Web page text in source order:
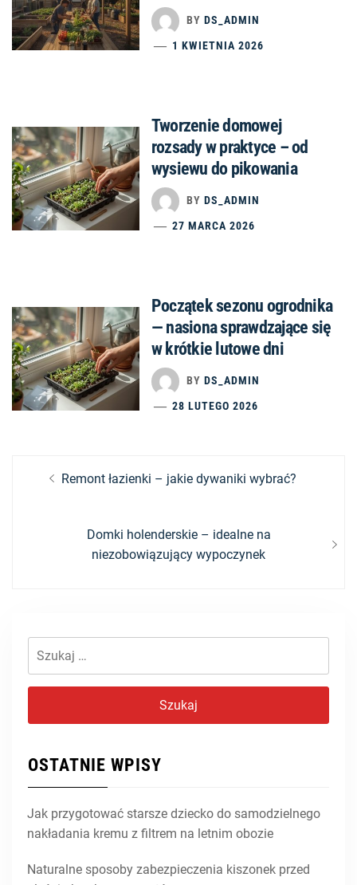
BY DS_ADMIN
1 KWIETNIA 2026
Tworzenie domowej
rozsady w praktyce – od
wysiewu do pikowania
BY DS_ADMIN
27 MARCA 2026
Początek sezonu ogrodnika
— nasiona sprawdzające się
w krótkie lutowe dni
BY DS_ADMIN
28 LUTEGO 2026
Nawigacja
Previous
Remont łazienki – jakie dywaniki wybrać?
Next
post:
Domki holenderskie – idealne na
niezobowiązujący wypoczynek
Szukaj:
OSTATNIE WPISY
Jak przygotować starsze dziecko do samodzielnego
nakładania kremu z filtrem na letnim obozie
Naturalne sposoby zabezpieczenia kiszonek przed